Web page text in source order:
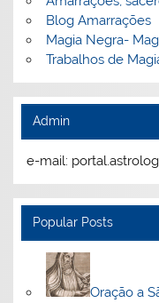
Blog Amarrações
Magia Negra-
Trabalhos de
Admin
e-mail:
Popular Posts
Oração a